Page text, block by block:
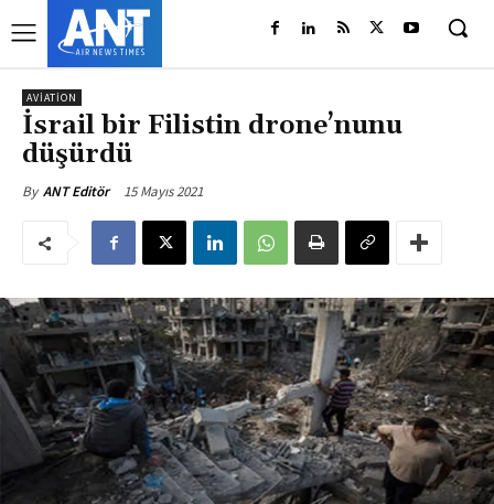
AVIATION
İsrail bir Filistin drone’nunu
düşürdü
By ANT Editör 15 Mayıs 2021